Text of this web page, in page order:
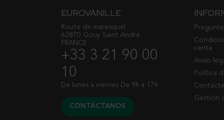
EUROVANILLE
Route de maresquel
62870 Gouy Saint André
FRANCE
+33 3 21 90 00
10
De lunes a viernes De 9h a 17h
CONTÁCTANOS
venta
Aviso
Política
Gestión